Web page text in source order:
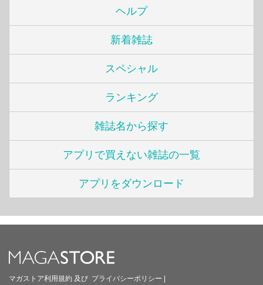
ヘルプ
新着雑誌
スペシャル
ランキング
雑誌名から探す
アプリで買えない雑誌の一覧
アプリをダウンロード
マガストア利用規約 及び プライバシーポリシー